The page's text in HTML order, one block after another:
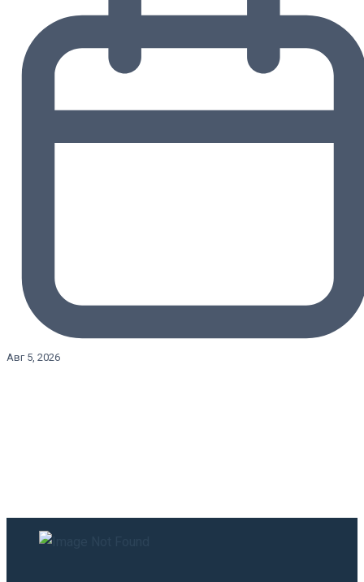
Авг 5, 2026